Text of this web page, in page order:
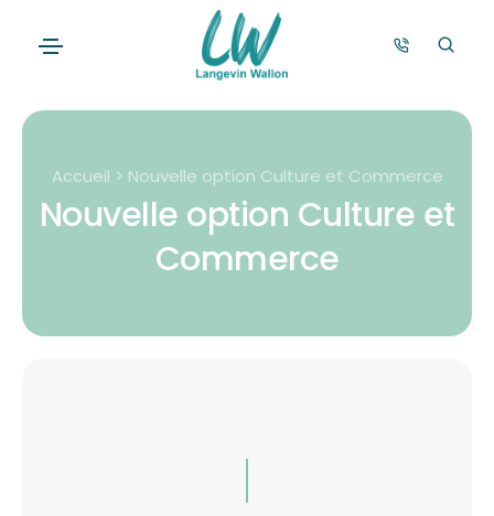
Accueil > Nouvelle option Culture et Commerce
Nouvelle option Culture et
Commerce